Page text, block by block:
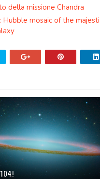
della missione Chandra
Hubble mosaic of the